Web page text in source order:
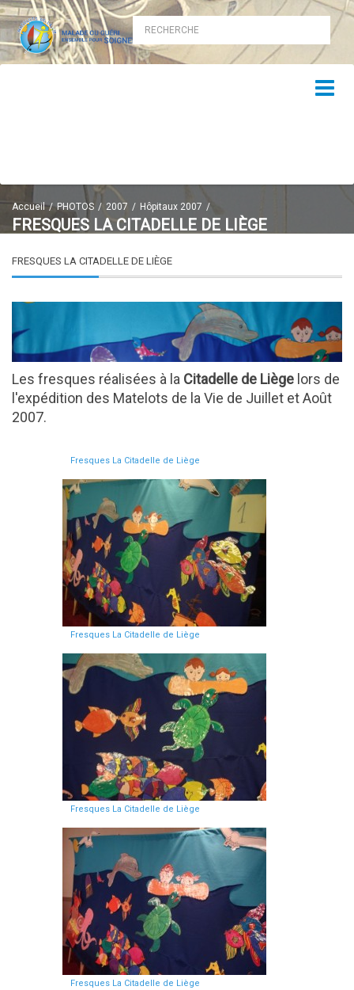
Accueil PHOTOS 2007 Hôpitaux 2007
FRESQUES LA CITADELLE DE LIÈGE
FRESQUES LA CITADELLE DE LIÈGE
Les fresques réalisées à la Citadelle de Liège lors de
l'expédition des Matelots de la Vie de Juillet et Août
2007.
Fresques La Citadelle de Liège
Fresques La Citadelle de Liège
Fresques La Citadelle de Liège
Fresques La Citadelle de Liège